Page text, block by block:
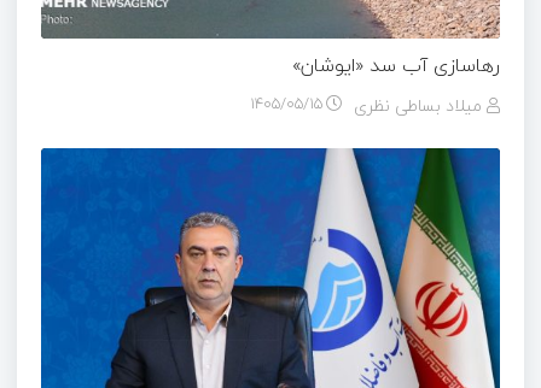
رهاسازی آب سد «ایوشان»
میلاد بساطی نظری ۱۴۰۵/۰۵/۱۵